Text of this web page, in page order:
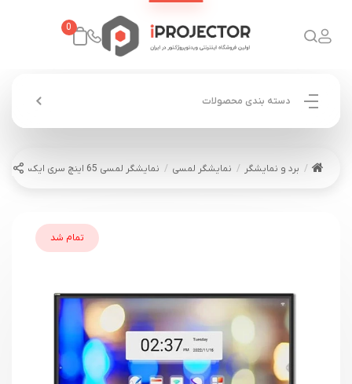
0
دسته بندی محصولات
برد و نمایشگر نمایشگر لمسی نمایشگر لمسی 65 اینچ سری ایکس X
تمام شد